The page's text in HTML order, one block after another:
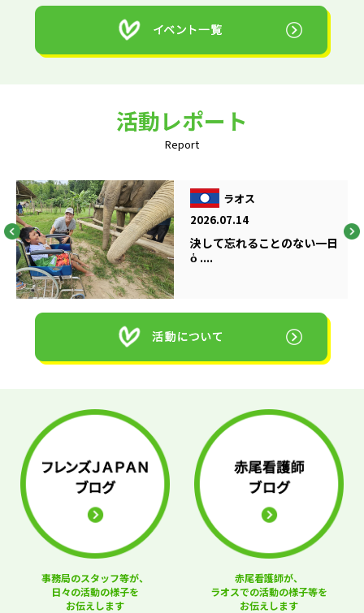
活動レポート
Report
ラオス
2026.07.14
決して忘れることのない一日
ὁ ....
事務局のスタッフ等が、
日々の活動の様子を
お伝えします
赤尾看護師が、
ラオスでの活動の様子等を
お伝えします